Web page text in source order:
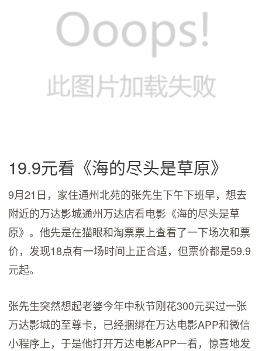
19.9元看《海的尽头是草原》
9月21日，家住通州北苑的张先生下午下班早，想去
附近的万达影城通州万达店看电影《海的尽头是草
原》。他先是在猫眼和淘票票上查看了一下场次和票
价，发现18点有一场时间上正合适，但票价都是59.9
元起。
张先生突然想起老婆今年中秋节刚花300元买过一张
万达影城的至尊卡，已经捆绑在万达电影APP和微信
小程序上，于是他打开万达电影APP一看，惊喜地发